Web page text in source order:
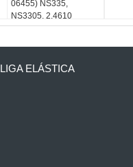
06455) NS335,
NS3305, 2.4610
LIGA ELÁSTICA